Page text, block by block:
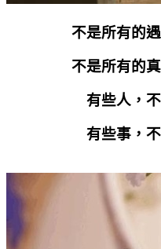
不是所有的
不是所有的
有些人，
有些事，